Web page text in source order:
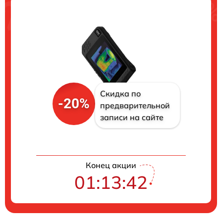
-20%
Скидка по
предварительной
записи на сайте
Конец акции
01:13:41